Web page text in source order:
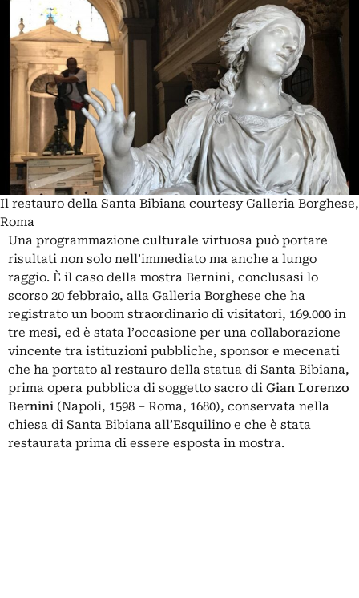
Il restauro della Santa Bibiana courtesy Galleria Borghese,
Roma
Una programmazione culturale virtuosa può portare
risultati non solo nell’immediato ma anche a lungo
raggio. È il caso della mostra Bernini, conclusasi lo
scorso 20 febbraio, alla Galleria Borghese che ha
registrato un boom straordinario di visitatori, 169.000 in
tre mesi, ed è stata l’occasione per una collaborazione
vincente tra istituzioni pubbliche, sponsor e mecenati
che ha portato al restauro della statua di Santa Bibiana,
prima opera pubblica di soggetto sacro di Gian Lorenzo
Bernini (Napoli, 1598 – Roma, 1680), conservata nella
chiesa di Santa Bibiana all’Esquilino e che è stata
restaurata prima di essere esposta in mostra.